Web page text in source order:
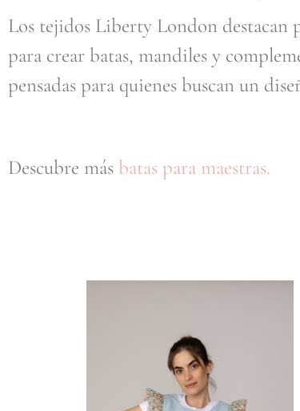
Los tejidos Liberty London destacan
para crear batas, mandiles y
pensadas para quienes buscan un
Descubre más batas para maestras.